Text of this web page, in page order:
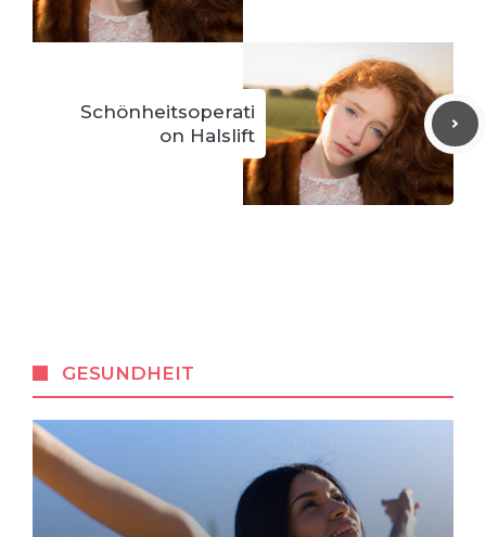
Schönheitsoperati
on Halslift
GESUNDHEIT